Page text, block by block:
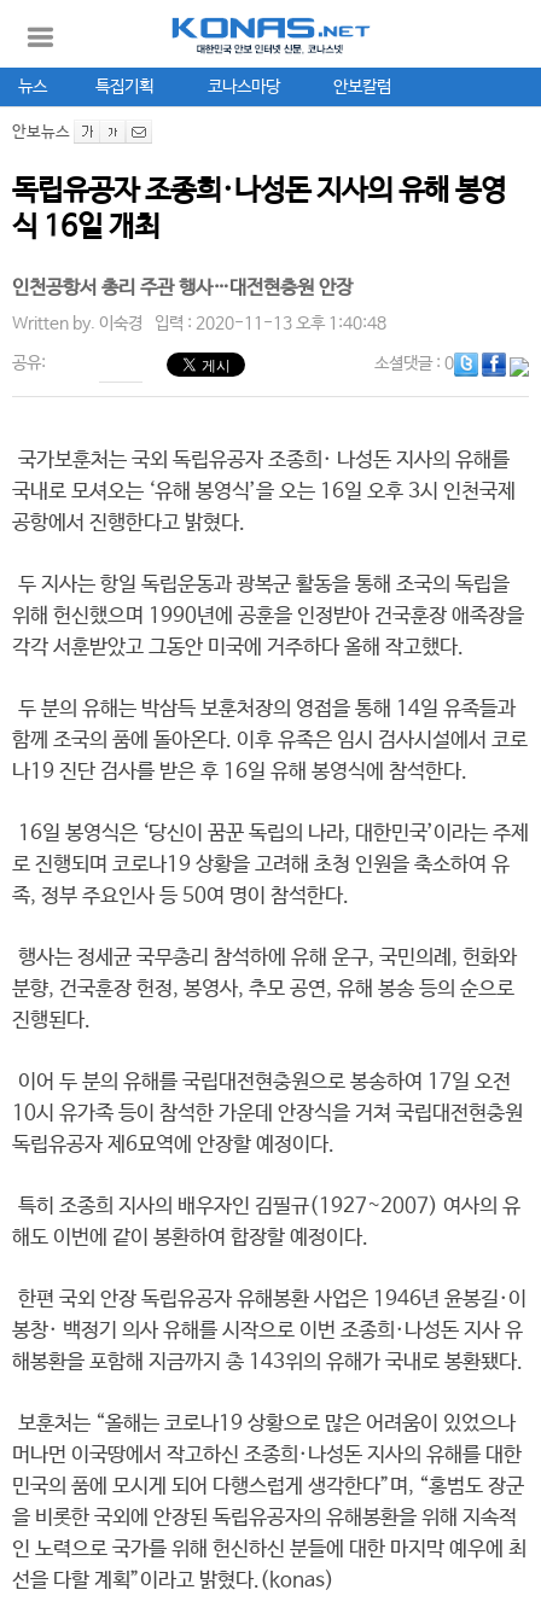
뉴스 특집기획 코나스마당 안보칼럼
안보뉴스
독립유공자 조종희·나성돈 지사의 유해 봉영
식 16일 개최
인천공항서 총리 주관 행사…대전현충원 안장
Written by. 이숙경 입력 : 2020-11-13 오후 1:40:48
공유: 소셜댓글: 0
국가보훈처는 국외 독립유공자 조종희· 나성돈 지사의 유해를
국내로 모셔오는 ‘유해 봉영식’을 오는 16일 오후 3시 인천국제
공항에서 진행한다고 밝혔다.
두 지사는 항일 독립운동과 광복군 활동을 통해 조국의 독립을
위해 헌신했으며 1990년에 공훈을 인정받아 건국훈장 애족장을
각각 서훈받았고 그동안 미국에 거주하다 올해 작고했다.
두 분의 유해는 박삼득 보훈처장의 영접을 통해 14일 유족들과
함께 조국의 품에 돌아온다. 이후 유족은 임시 검사시설에서 코로
나19 진단 검사를 받은 후 16일 유해 봉영식에 참석한다.
16일 봉영식은 ‘당신이 꿈꾼 독립의 나라, 대한민국’이라는 주제
로 진행되며 코로나19 상황을 고려해 초청 인원을 축소하여 유
족, 정부 주요인사 등 50여 명이 참석한다.
행사는 정세균 국무총리 참석하에 유해 운구, 국민의례, 헌화와
분향, 건국훈장 헌정, 봉영사, 추모 공연, 유해 봉송 등의 순으로
진행된다.
이어 두 분의 유해를 국립대전현충원으로 봉송하여 17일 오전
10시 유가족 등이 참석한 가운데 안장식을 거쳐 국립대전현충원
독립유공자 제6묘역에 안장할 예정이다.
특히 조종희 지사의 배우자인 김필규(1927~2007) 여사의 유
해도 이번에 같이 봉환하여 합장할 예정이다.
한편 국외 안장 독립유공자 유해봉환 사업은 1946년 윤봉길·이
봉창· 백정기 의사 유해를 시작으로 이번 조종희·나성돈 지사 유
해봉환을 포함해 지금까지 총 143위의 유해가 국내로 봉환됐다.
보훈처는 “올해는 코로나19 상황으로 많은 어려움이 있었으나
머나먼 이국땅에서 작고하신 조종희·나성돈 지사의 유해를 대한
민국의 품에 모시게 되어 다행스럽게 생각한다”며, “홍범도 장군
을 비롯한 국외에 안장된 독립유공자의 유해봉환을 위해 지속적
인 노력으로 국가를 위해 헌신하신 분들에 대한 마지막 예우에 최
선을 다할 계획”이라고 밝혔다.(konas)